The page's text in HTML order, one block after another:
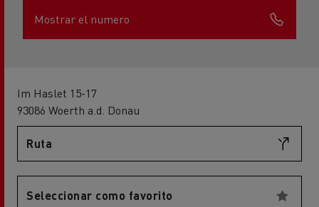
Mostrar el numero
Im Haslet 15-17
93086 Woerth a.d. Donau
Ruta
Seleccionar como favorito